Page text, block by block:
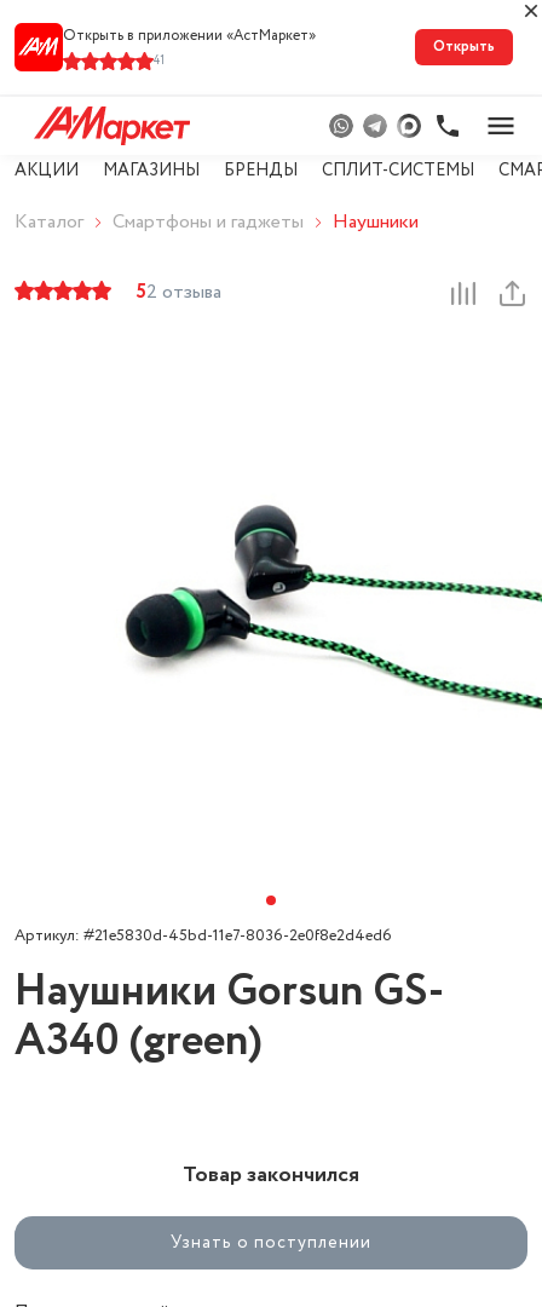
Открыть в приложении «АстМарке‪т‬»
41
Открыть
АКЦИИ МАГАЗИНЫ БРЕНДЫ СПЛИТ-СИСТЕМЫ
Каталог Смартфоны и гаджеты Наушники
52 отзыва
Артикул: #21e5830d-45bd-11e7-8036-2e0f8e2d4ed6
Наушники Gorsun GS-
A340 (green)
Товар закончился
Узнать о поступлении